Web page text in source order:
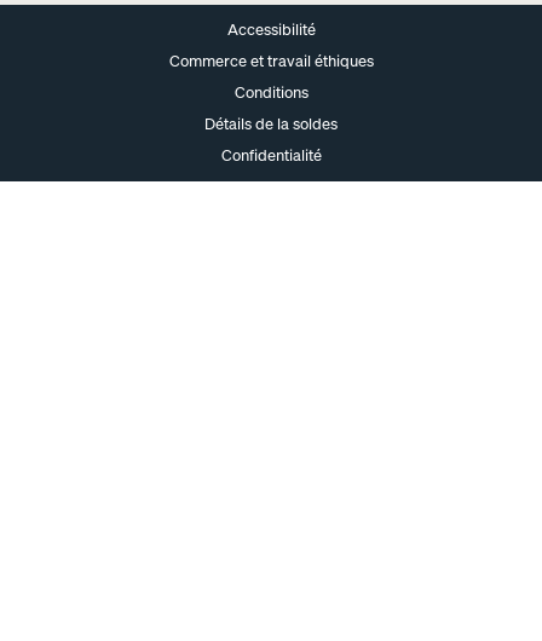
Accessibilité
Commerce et travail éthiques
Conditions
Détails de la soldes
Confidentialité